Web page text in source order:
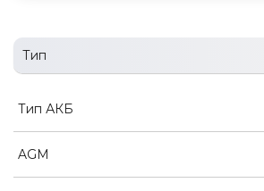
Тип
Тип АКБ
AGM